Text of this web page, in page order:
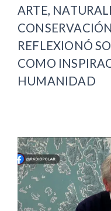
ARTE,
REFLEXIONÓ
COMO
HUMANIDAD